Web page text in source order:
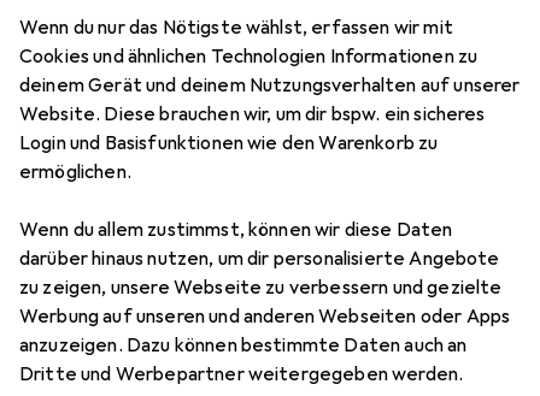
Wenn du nur das Nötigste wählst, erfassen wir mit
Cookies und ähnlichen Technologien Informationen zu
deinem Gerät und deinem Nutzungsverhalten auf unserer
Website. Diese brauchen wir, um dir bspw. ein sicheres
Login und Basisfunktionen wie den Warenkorb zu
ermöglichen.
Wenn du allem zustimmst, können wir diese Daten
darüber hinaus nutzen, um dir personalisierte Angebote
zu zeigen, unsere Webseite zu verbessern und gezielte
Werbung auf unseren und anderen Webseiten oder Apps
anzuzeigen. Dazu können bestimmte Daten auch an
Dritte und Werbepartner weitergegeben werden.
11 Bilder
Urban Classics Ladies High Waist
Leggings
XS
Preis in EUR inkl. MwSt.
EUR
32,12
Bewertungen Marke
Mehr von Urban Classics